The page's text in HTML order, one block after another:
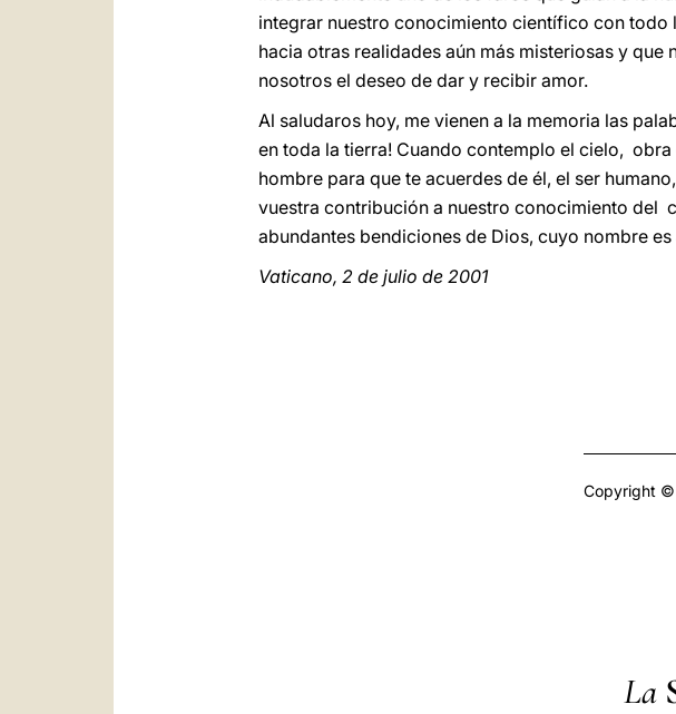
integrar nuestro conocimiento científico con todo
hacia otras realidades aún más misteriosas y
nosotros el deseo de dar y recibir amor.
Al saludaros hoy, me vienen a la memoria las
en toda la tierra! Cuando contemplo el cielo, obra
hombre para que te acuerdes de él, el ser
vuestra contribución a nuestro conocimiento
abundantes bendiciones de Dios, cuyo nombre
Vaticano, 2 de julio de 2001
Copyright ©
La